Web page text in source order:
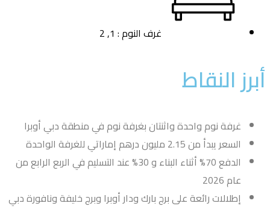
غرف النوم : 1, 2
النقاط
غرفة نوم واحدة واثنتان بغرفة نوم في منطقة دبي أوبرا
السعر يبدأ من 2.15 مليون درهم إماراتي للغرفة الواحدة
الدفع 70% أثناء البناء و 30% عند التسليم في الربع الرابع من
عام 2026
إطلالات رائعة على برج بارك ودار أوبرا وبرج خليفة ونافورة دبي